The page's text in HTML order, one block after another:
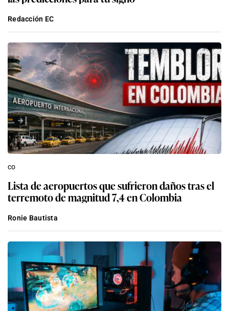
Redacción EC
co
Lista de aeropuertos que sufrieron daños tras el
terremoto de magnitud 7,4 en Colombia
Ronie Bautista